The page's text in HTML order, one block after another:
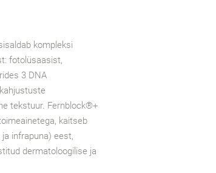
kompleksi
fotolüsaasist,
3 DNA
tekstuur. Fernblock®+
kaitseb
ja infrapuna) eest,
dermatoloogilise ja